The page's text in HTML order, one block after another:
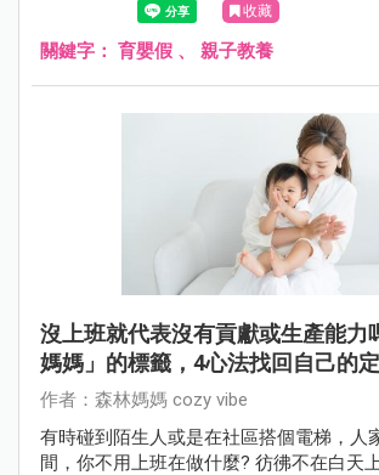
收藏
關鍵字： 育嬰假 、 親子教養
沒上班就代表沒有貢獻或生產能力
媽媽」的標籤，4心法找回自己的
作者：森林媽媽 cozy vibe
有時碰到陌生人或是在社區搭個電梯，人
間，你不用上班在做什麼? 彷彿不在白天